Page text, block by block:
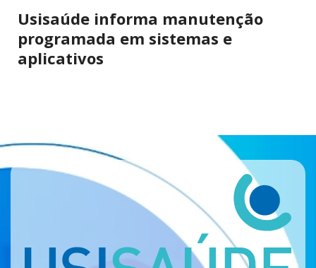
Usisaúde informa manutenção
programada em sistemas e
aplicativos